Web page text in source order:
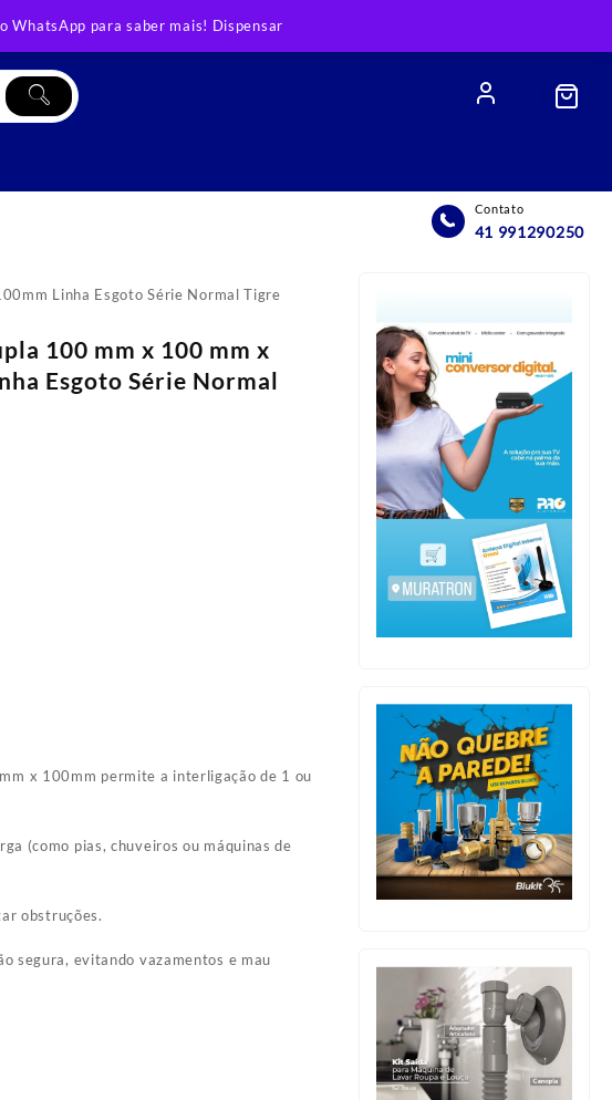
WhatsApp para saber mais! Dispensar
Contato
41 991290250
Linha Esgoto Série Normal Tigre
100 mm x 100 mm x
Esgoto Série Normal
x 100mm permite a interligação de 1 ou
(como pias, chuveiros ou máquinas de
obstruções.
segura, evitando vazamentos e mau